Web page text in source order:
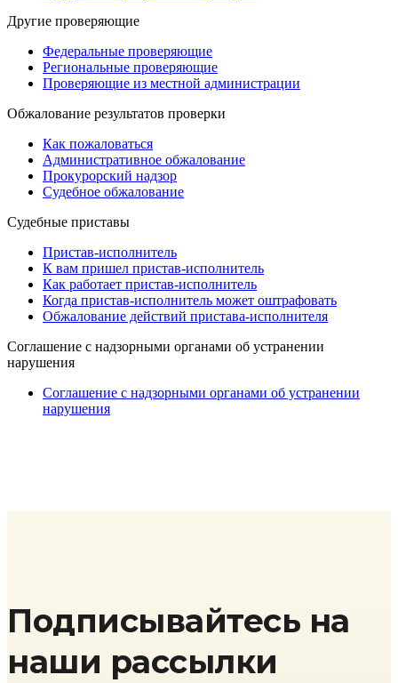
Другие проверяющие
Федеральные проверяющие
Региональные проверяющие
Проверяющие из местной администрации
Обжалование результатов проверки
Как пожаловаться
Административное обжалование
Прокурорский надзор
Судебное обжалование
Судебные приставы
Пристав-исполнитель
К вам пришел пристав-исполнитель
Как работает пристав-исполнитель
Когда пристав-исполнитель может оштрафовать
Обжалование действий пристава-исполнителя
Cоглашение с надзорными органами об устранении
нарушения
Cоглашение с надзорными органами об устранении
нарушения
Подписывайтесь на
наши рассылки